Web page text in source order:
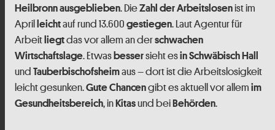
Heilbronn ausgeblieben. DieZahl der Arbeitslosenist im
April leichtauf rund 13.600 gestiegen. Laut Agentur für
Arbeit liegtdas vor allem an derschwachen
Wirtschaftslage. Etwas bessersieht esin Schwäbisch Hall
und Tauberbischofsheimaus – dort ist die Arbeitslosigkeit
leicht gesunken.Gute Chancengibt es aktuell vor allem im
Gesundheitsbereich, inKitasund beiBehörden.